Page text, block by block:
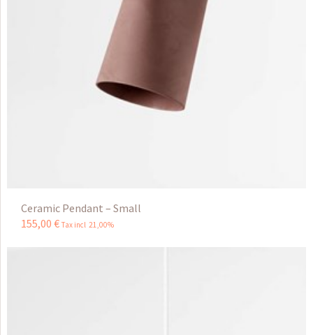
Ceramic Pendant – Small
155,00 € Tax incl 21,00%